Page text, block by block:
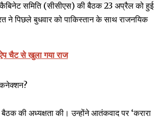
समिति (सीसीएस) की बैठक 23 अप्रैल को हुई
ने पिछले बुधवार को पाकिस्तान के साथ राजनयिक
चैट से खुला गया राज
की अध्यक्षता की। उन्होंने आतंकवाद पर ‘करारा